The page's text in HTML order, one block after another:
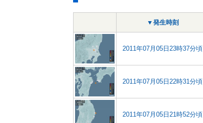
▼発生時刻
2011年07月05日23時37分頃
2011年07月05日22時31分頃
2011年07月05日21時52分頃